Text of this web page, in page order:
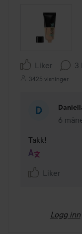
Liker 3
3425 visninger
6
Takk!
Liker
Logg inn